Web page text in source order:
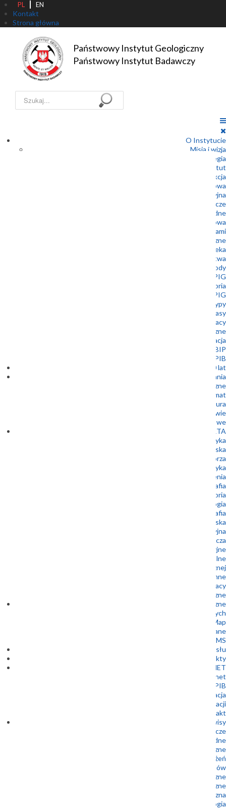
PL EN
Kontakt
Strona główna
Państwowy Instytut Geologiczny
Państwowy Instytut Badawczy
Szukaj...
O Instytucie
Misja i wizja
Strategia
Statut
Dyrekcja
Rada Naukowa
Struktura organizacyjna
Państwowa Służba Geologiczna – Prawo geologiczne i górnicze
Państwowa Służba Geologiczna – Prawo wodne
Współpraca międzynarodowa
Współpraca z samorządami
Muzeum Geologiczne
Biblioteka
Wydawnictwa
Nagrody
Złota Odznaka PIG
Historia
Stowarzyszenie Emerytowanych Pracowników PIG
Logotypy
Dla prasy
Oferty pracy
Zamówienia publiczne
Kontakt i lokalizacja
BIP
Patronaty Dyrektora PIG-PIB
100 lat
Badania
Bezpieczeństwo energetyczne
Energia i klimat
Bezpieczna infrastruktura
Geologia a zdrowie
Badania podstawowe
OFERTA
Geofizyka
Geologia inżynierska
Geologia morza
Geoturystyka
Geozagrożenia
Kartografia
Laboratoria
Mikropaleontologia
Mineralogia i petrografia
Ochrona środowiska
Oferta edukacyjna
Oferta wydawnicza
Prace interwencyjne
Surowce mineralne
Udostępnianie informacji geologicznej i hydrogeologicznej
Wody podziemne
Oferty pracy
Zamówienia publiczne
Dane geologiczne
Bazy danych
1 Kliknięcie 10 Map
Metadane
WFS i WMS
Centrum Wsparcia Przemysłu
Projekty
GEOPLANET
Szkoła Doktorska Geoplanet
Doktoranci Geoplanet w PIG-PIB
Rekrutacja
Archiwum rekrutacji
Kontakt
podserwisy
Służba Geologiczna – Prawo geologiczne i górnicze
Służba Geologiczna – Prawo wodne
Centralne Archiwum Geologiczne
Centrum Geozagrożeń
Geologia dla samorządów
Wydawnictwa geologiczne
Muzeum Geologiczne
Biblioteka geologiczna
Portal Geologia